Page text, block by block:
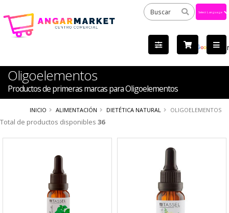
by
Oligoelementos
Productos de primeras marcas para Oligoelementos
INICIO ALIMENTACIÓN DIETÉTICA NATURAL OLIGOELEMENTOS
Total de productos disponibles 36